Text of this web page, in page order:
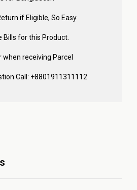
if Eligible, So Easy
Bills for this Product.
when receiving Parcel
Call: +8801911311112